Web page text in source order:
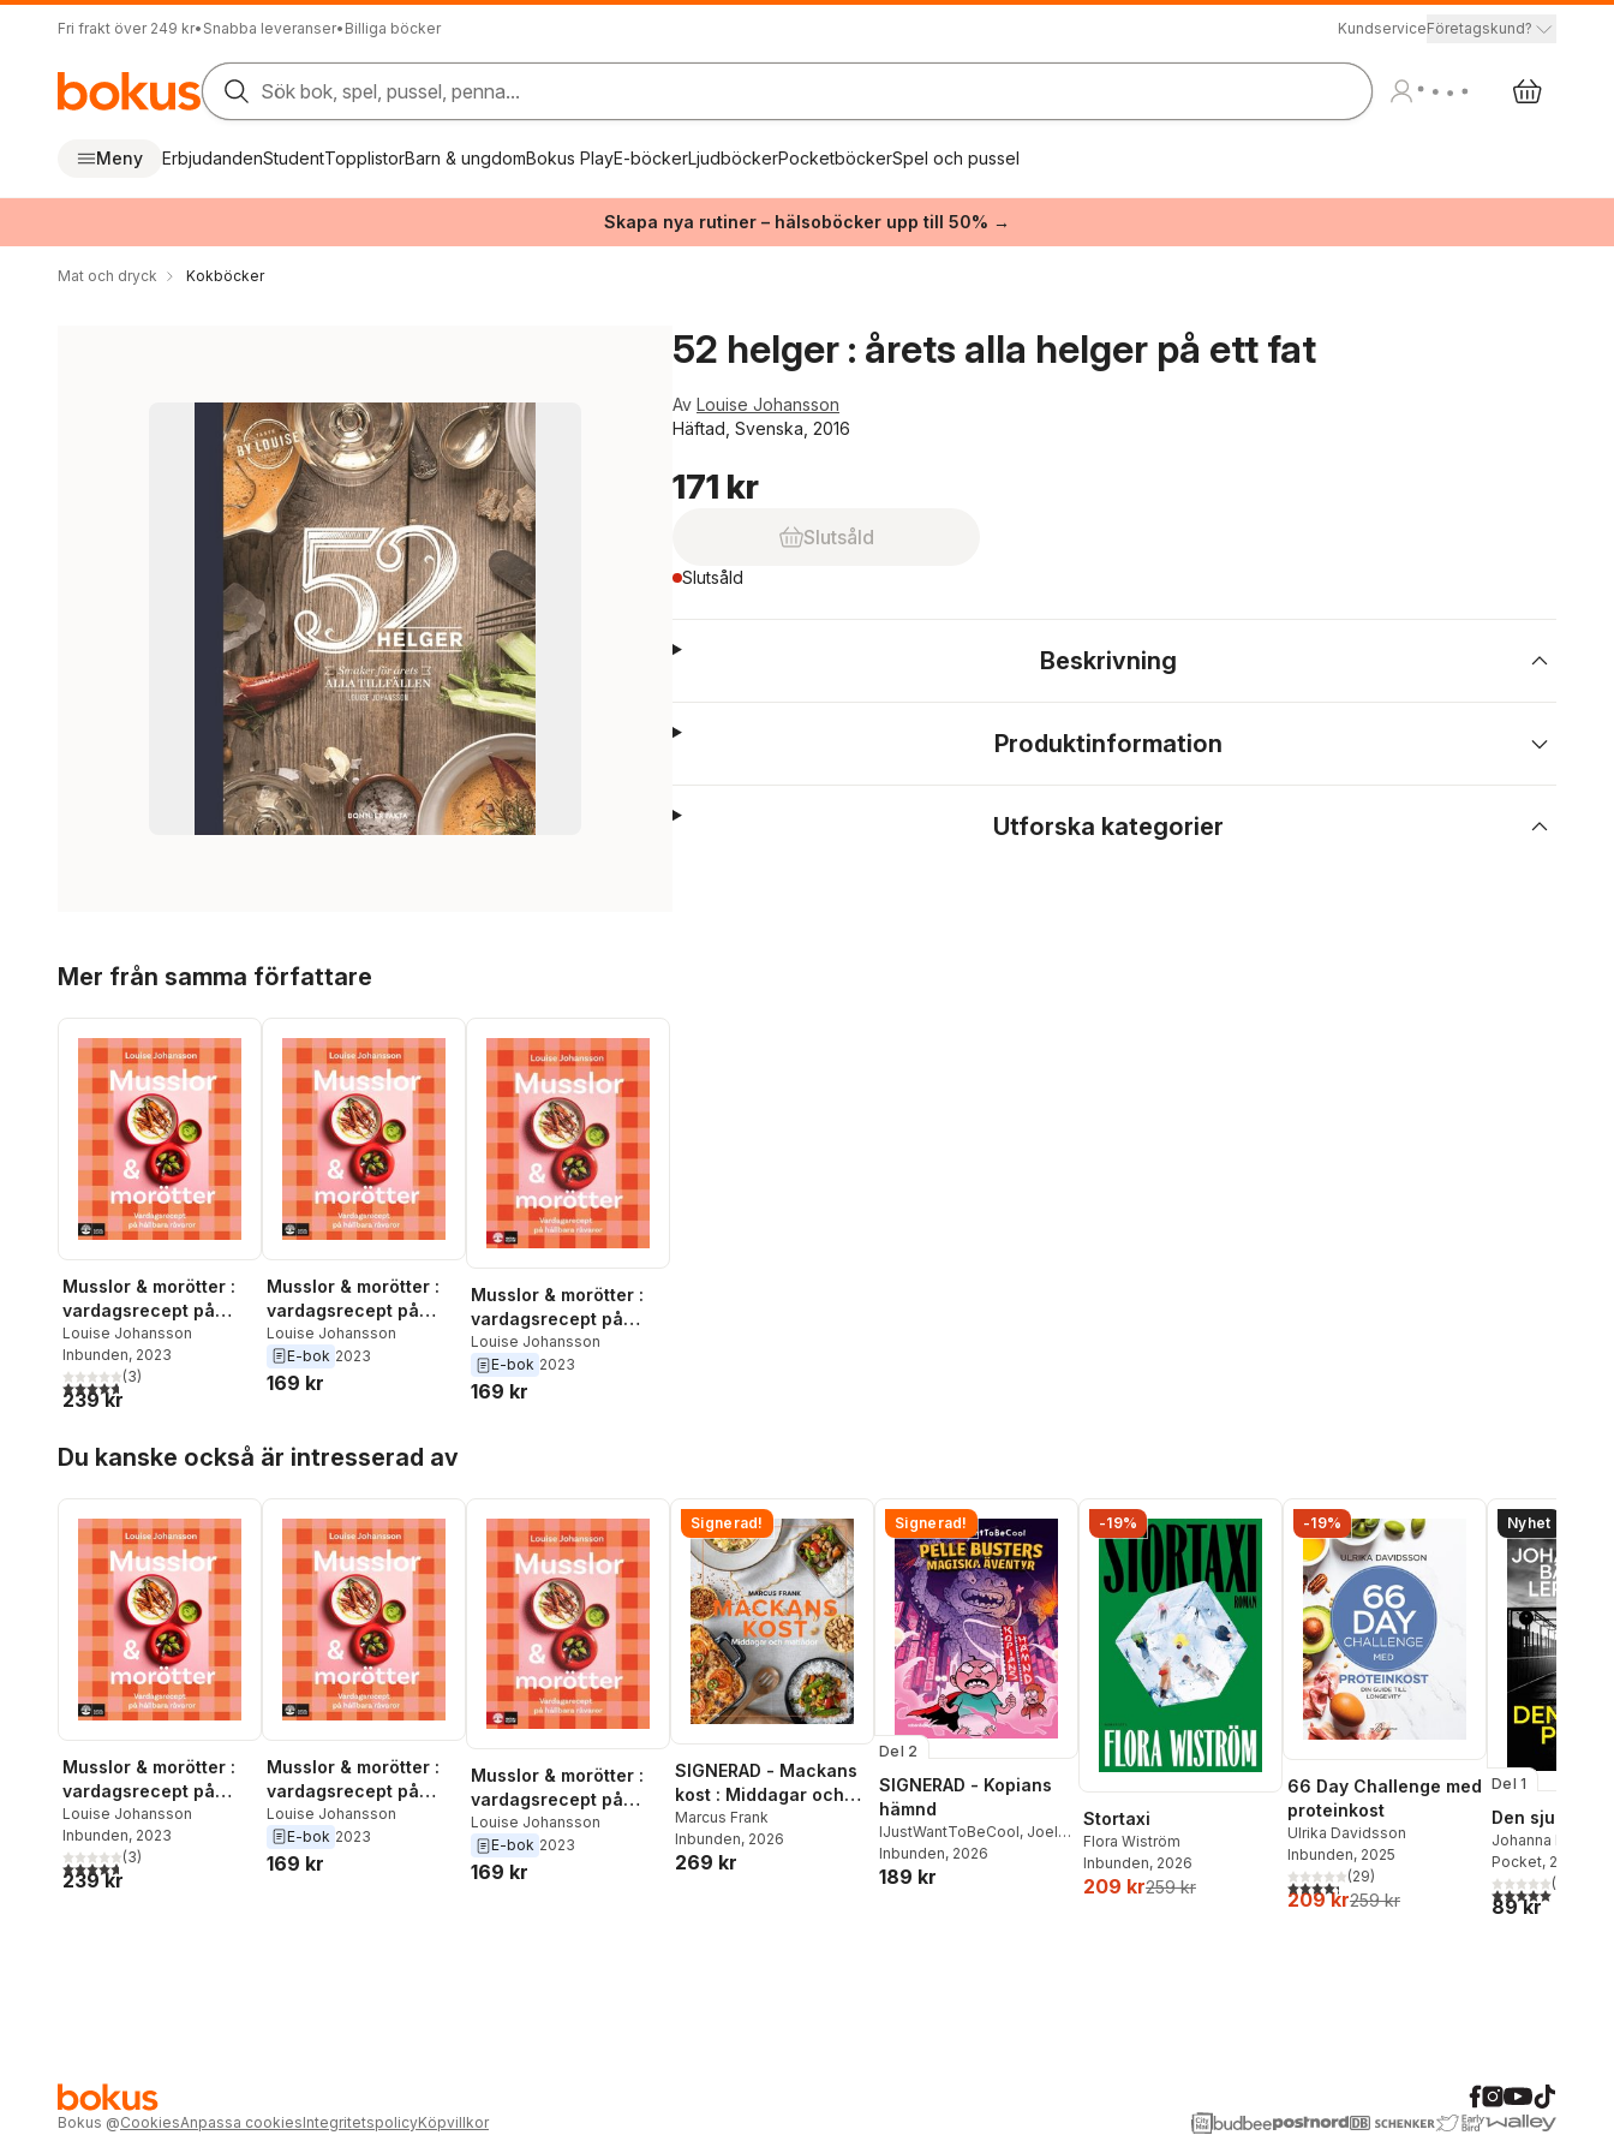
Fri frakt över 249 kr• Snabba leveranser• Billiga böcker KundserviceFöretagskund?
Sök bok, spel, pussel, penna...
Meny ErbjudandenStudentTopplistorBarn & ungdomBokus PlayE-böckerLjudböckerPocketböckerSpel och pussel
Skapa nya rutiner – hälsoböcker upp till 50% →
Mat och dryck Kokböcker
52 helger : årets alla helger på ett fat
Av Louise Johansson
Häftad, Svenska, 2016
171 kr
Slutsåld
Slutsåld
Beskrivning
Produktinformation
Utforska kategorier
Mer från samma författare
Musslor & morötter :
vardagsrecept på
hållbara råvaror
Louise Johansson
Inbunden, 2023
4,7utav 5 stjärnor. Totalt antal röster:
(3)
239 kr
Musslor & morötter :
vardagsrecept på
hållbara råvaror
Louise Johansson
E-bok 2023
169 kr
Musslor & morötter :
vardagsrecept på
hållbara råvaror
Louise Johansson
E-bok 2023
169 kr
Du kanske också är intresserad av
Musslor & morötter :
vardagsrecept på
hållbara råvaror
Louise Johansson
Inbunden, 2023
4,7utav 5 stjärnor. Totalt antal röster:
(3)
239 kr
Musslor & morötter :
vardagsrecept på
hållbara råvaror
Louise Johansson
E-bok 2023
169 kr
Musslor & morötter :
vardagsrecept på
hållbara råvaror
Louise Johansson
E-bok 2023
169 kr
Signerad!
SIGNERAD - Mackans
kost : Middagar och
matlådor
Marcus Frank
Inbunden, 2026
269 kr
Signerad!
Del 2
SIGNERAD - Kopians
hämnd
IJustWantToBeCool, Joel
Adolphson,Emil Ejdemo
Beer ,Victor Beer
Inbunden, 2026
189 kr
-19%
Stortaxi
Flora Wiström
Inbunden, 2026
209 kr259 kr
-19%
66 Day Challenge med
proteinkost
Ulrika Davidsson
Inbunden, 2025
4,3utav 5 stjärnor. Totalt antal röster:
(29)
209 kr259 kr
Nyhet
Del 1
Den sjunde
Johanna
Lerneby
Pocket, 2026
5,0utav 5(
89 kr
Bokus @CookiesAnpassa cookiesIntegritetspolicyKöpvillkor